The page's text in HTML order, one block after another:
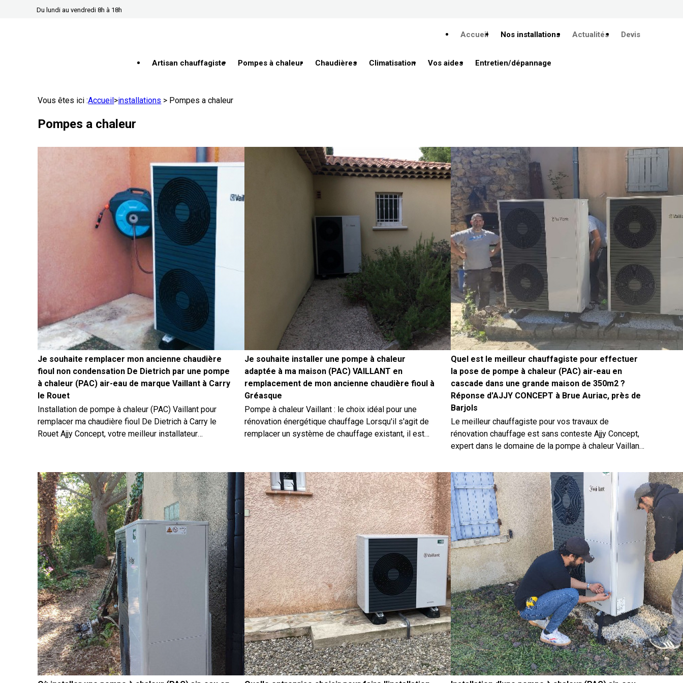
Du lundi au vendredi 8h à 18h
Accueil Nos installations Actualités Devis
Artisan chauffagiste Pompes à chaleur Chaudières Climatisation Vos aides Entretien/dépannage
Vous êtes ici :Accueil>installations > Pompes a chaleur
Pompes a chaleur
Je souhaite remplacer mon ancienne chaudière
fioul non condensation De Dietrich par une pompe
à chaleur (PAC) air-eau de marque Vaillant à Carry
le Rouet
Installation de pompe à chaleur (PAC) Vaillant pour
remplacer ma chaudière fioul De Dietrich à Carry le
Rouet Ajjy Concept, votre meilleur installateur
vous envisagez de mettre à jour votre système de
chauffage en remplaçant votre ancienne chaudière
fioul non condensation De Dietrich, il est temps de
considérer l'installation d'une pompe à chaleur (PAC)
air-eau de marque Vaillant. Opter pour une pompe à
chaleur Vaillant présente de nombreux avantages en
termes de performance énergétique, de confort et de
durabilité, ce qui en fait un choix judicieux pour votre
projet de rénovation énergétique. Le passage à une
pompe à chaleur (PAC) air-eau vous permettra de
profiter d'un système de chauffage plus respectueux
de l'environnement et économique. Contrairement aux
chaudières fioul, les pompes à chaleur utilisent les
ressources renouvelables présentes dans l'air pour
générer de la chaleur. Cela se traduit par une réduction
significative de votre consommation d'énergie et de
vos émissions de CO2, contribuant ainsi à la
préservation de l'environnement. Pourquoi remplacer
Je souhaite installer une pompe à chaleur
adaptée à ma maison (PAC) VAILLANT en
remplacement de mon ancienne chaudière fioul à
Gréasque
Pompe à chaleur Vaillant : le choix idéal pour une
rénovation énergétique chauffage Lorsqu'il s'agit de
remplacer un système de chauffage existant, il est
propriétaires, tout en étant durable et écologique.
C'est pourquoi AJJY CONCEPT, votre spécialiste en
chauffage et en rénovation énergétique dans la région
de Marseille, a recommandé une pompe à chaleur
(PAC) aroTHERM Plus 155/6 Vaillant pour une belle
maison de 195 m² à Gréasque. Initialement équipée
d'une chaudière fioul non condensation de marque
Chappee, cette maison est maintenant chauffée
efficacement et économiquement grâce à la pompe à
chaleur de marque Vaillant. Tous les murs, le plafond
et le plancher étaient isolés, et la maison reposait sur
un vide sanitaire. La surface habitable était répartie sur
deux étages. Pour répondre aux besoins de chauffage
de cette grande maison, la pompe à chaleur Vaillant
était la solution idéale. Grâce à son COP élevé et à sa
fiabilité, la pompe à chaleur Vaillant est un choix
judicieux pour une rénovation énergétique chauffage.
Elle permet de chauffer une maison de manière
Quel est le meilleur chauffagiste pour effectuer
la pose de pompe à chaleur (PAC) air-eau en
cascade dans une grande maison de 350m2 ?
Réponse d'AJJY CONCEPT à Brue Auriac, près de
Barjols
Le meilleur chauffagiste pour vos travaux de
rénovation chauffage est sans conteste Ajjy Concept,
expert dans le domaine de la pompe à chaleur Vaillant
pour chauffer une grande maison de 350m2 près de
Brue Auriac ? Réponse de votre chauffagiste Ajjy
Concept, expert dans le domaine de la pompe à
chaleur (PAC) VAILLANT à Barjols près de Brue Auriac,
à travers l'exemple de l'une de nos dernières
installations Pour chauffer votre maison, il faut choisir
une pompe à chaleur Vaillant. Nous avons terminé au
bout de trois jours de chantier la pose de deux
pompes à chaleurs dites "en cascade", dans une
grande maison de 350m2 à Brue Auriac. Le choix initial
de la pompe à chaleur est évident de nos jours dans le
cadre de notre métier, car nous savons pertinemment
que la pompe à chaleur (PAC) Vaillant est le modèle et
le mode de chauffage le plus économique et le plus
performant. Ecologique, la pompe à chaleur Vaillant ne
produit pas de gaz à effet de serre. Economique, la
pompe à chaleur Vaillant réduit vos coûts en
consommation d'énergie. Silencieuse, elle n'émet
Panneau de gestion des cookies